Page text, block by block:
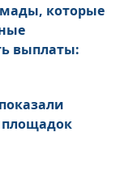
которые
выплаты:
площадок